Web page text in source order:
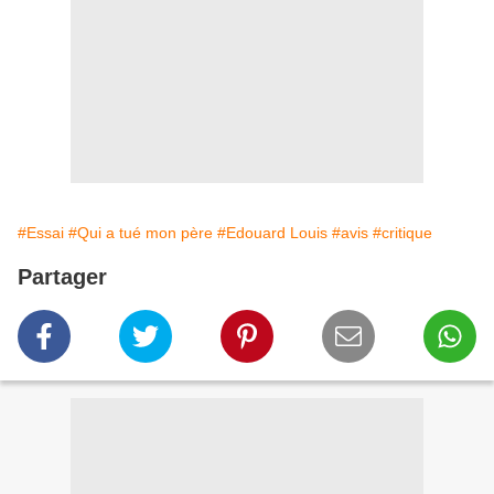
#Essai #Qui a tué mon père #Edouard Louis #avis #critique
Partager